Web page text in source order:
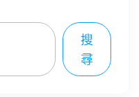
搜
尋